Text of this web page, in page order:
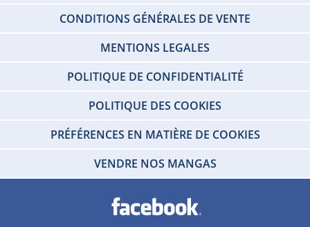
CONDITIONS GÉNÉRALES DE VENTE
MENTIONS LEGALES
POLITIQUE DE CONFIDENTIALITÉ
POLITIQUE DES COOKIES
PRÉFÉRENCES EN MATIÈRE DE COOKIES
VENDRE NOS MANGAS